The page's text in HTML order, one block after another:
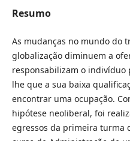
Resumo
As mudanças no mundo do
globalização diminuem a
responsabilizam o indivíduo
lhe que a sua baixa
encontrar uma ocupação.
hipótese neoliberal, foi
egressos da primeira turma